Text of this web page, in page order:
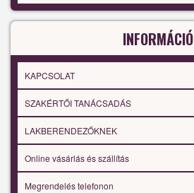
INFORMÁCIÓ
KAPCSOLAT
SZAKÉRTŐI TANÁCSADÁS
LAKBERENDEZŐKNEK
Online vásárlás és szállítás
Megrendelés telefonon